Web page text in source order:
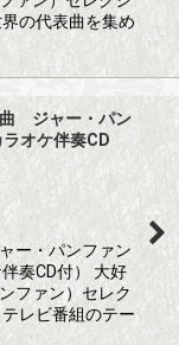
の代表曲を集め
ジャー・パン
オケ伴奏CD
ー・パンファン
奏CD付） 大好
ファン）セレク
レビ番組のテー